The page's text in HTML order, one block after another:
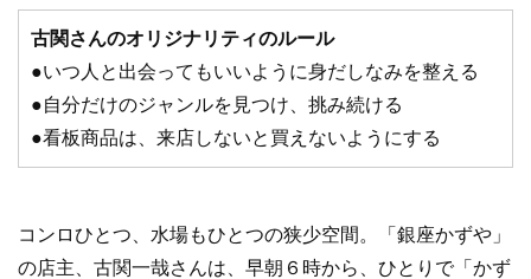
o
k
古関さんのオリジナリティのルール
●いつ人と出会ってもいいように身だしなみを整える
●自分だけのジャンルを見つけ、挑み続ける
●看板商品は、来店しないと買えないようにする
コンロひとつ、水場もひとつの狭少空間。「銀座かずや」
の店主、古関一哉さんは、早朝６時から、ひとりで「かず